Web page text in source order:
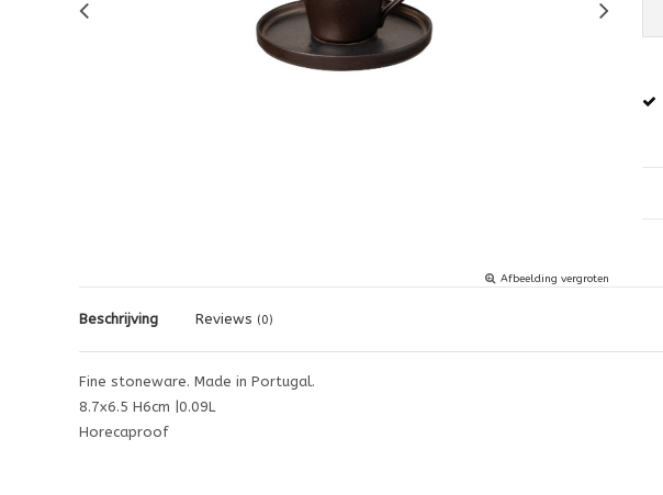
Afbeelding vergroten
Beschrijving Reviews (0)
Fine stoneware. Made in Portugal.
8.7x6.5 H6cm |0.09L
Horecaproof